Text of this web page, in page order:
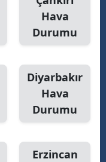
Yalova
Kilis
Osmaniye
Hava
Durumu
Diyarbakır
Hava
Durumu
Erzincan